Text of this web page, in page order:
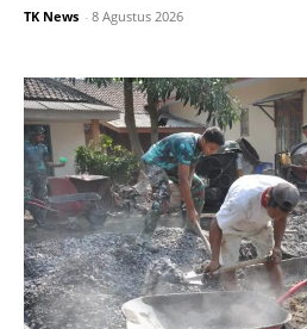
TK News - 8 Agustus 2026